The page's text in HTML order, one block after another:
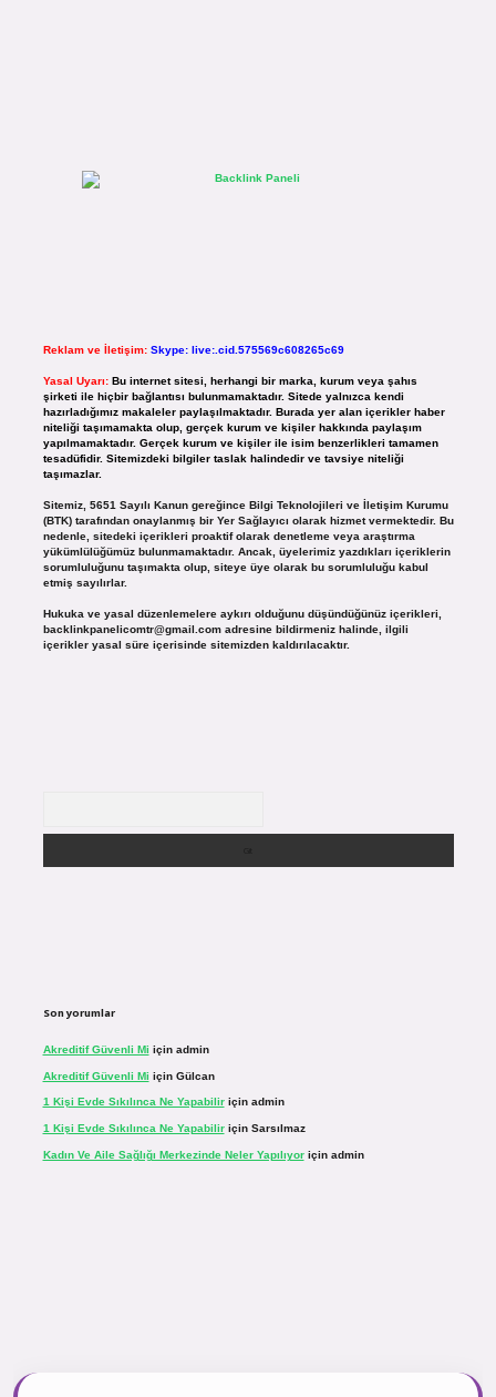
Reklam ve İletişim: Skype: live:.cid.575569c608265c69
Yasal Uyarı: Bu internet sitesi, herhangi bir marka, kurum veya şahıs
şirketi ile hiçbir bağlantısı bulunmamaktadır. Sitede yalnızca kendi
hazırladığımız makaleler paylaşılmaktadır. Burada yer alan içerikler haber
niteliği taşımamakta olup, gerçek kurum ve kişiler hakkında paylaşım
yapılmamaktadır. Gerçek kurum ve kişiler ile isim benzerlikleri tamamen
tesadüfidir. Sitemizdeki bilgiler taslak halindedir ve tavsiye niteliği
taşımazlar.
Sitemiz, 5651 Sayılı Kanun gereğince Bilgi Teknolojileri ve İletişim Kurumu
(BTK) tarafından onaylanmış bir Yer Sağlayıcı olarak hizmet vermektedir. Bu
nedenle, sitedeki içerikleri proaktif olarak denetleme veya araştırma
yükümlülüğümüz bulunmamaktadır. Ancak, üyelerimiz yazdıkları içeriklerin
sorumluluğunu taşımakta olup, siteye üye olarak bu sorumluluğu kabul
etmiş sayılırlar.
Hukuka ve yasal düzenlemelere aykırı olduğunu düşündüğünüz içerikleri,
backlinkpanelicomtr@gmail.comadresine bildirmeniz halinde, ilgili
içerikler yasal süre içerisinde sitemizden kaldırılacaktır.
Son yorumlar
Akreditif Güvenli Mi için admin
Akreditif Güvenli Mi için Gülcan
1 Kişi Evde Sıkılınca Ne Yapabiliriçin admin
1 Kişi Evde Sıkılınca Ne Yapabiliriçin Sarsılmaz
Kadın Ve Aile Sağlığı Merkezinde Neler Yapılıyoriçin admin